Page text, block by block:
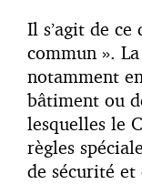
Il s’agit de
commun ».
notamment
bâtiment ou
lesquelles le
règles
de sécurité et